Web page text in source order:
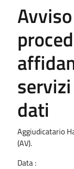
dati
Aggiudicatario
(AV).
Data :